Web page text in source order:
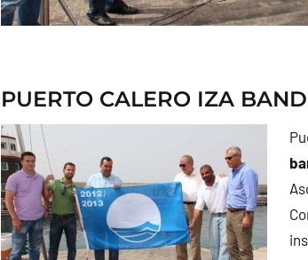
PUERTO CALERO IZA